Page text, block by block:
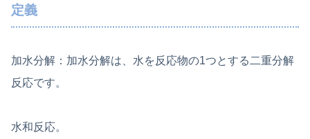
定義
加水分解：加水分解は、水を反応物の1つとする二重分解
反応です。
水和反応。